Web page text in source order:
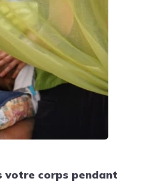
votre corps pendant